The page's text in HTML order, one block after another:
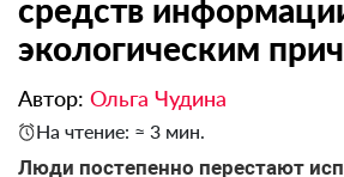
средств
экологическим
Автор: Ольга Чудина
На чтение: ≈ 3 мин.
Люди постепенно перестают